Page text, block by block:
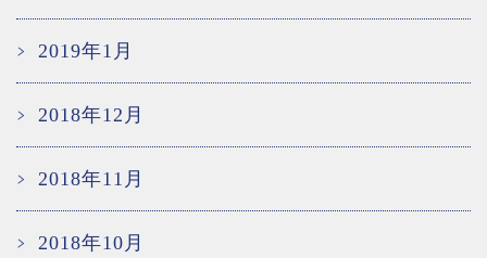
2019年1月
2018年12月
2018年11月
2018年10月